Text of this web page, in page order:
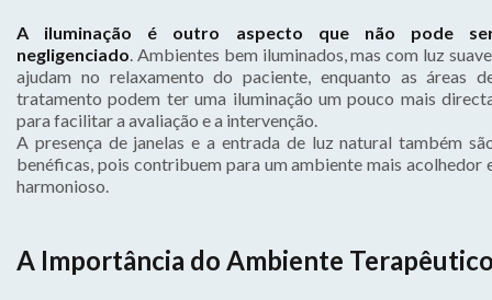
A iluminação é outro aspecto que não pode
negligenciado . Ambientes bem iluminados, mas com luz
ajudam no relaxamento do paciente, enquanto as áreas
tratamento podem ter uma iluminação um pouco mais
para facilitar a avaliação e a intervenção.
A presença de janelas e a entrada de luz natural também
benéficas, pois contribuem para um ambiente mais acolhedor
harmonioso.
A Importância do Ambiente